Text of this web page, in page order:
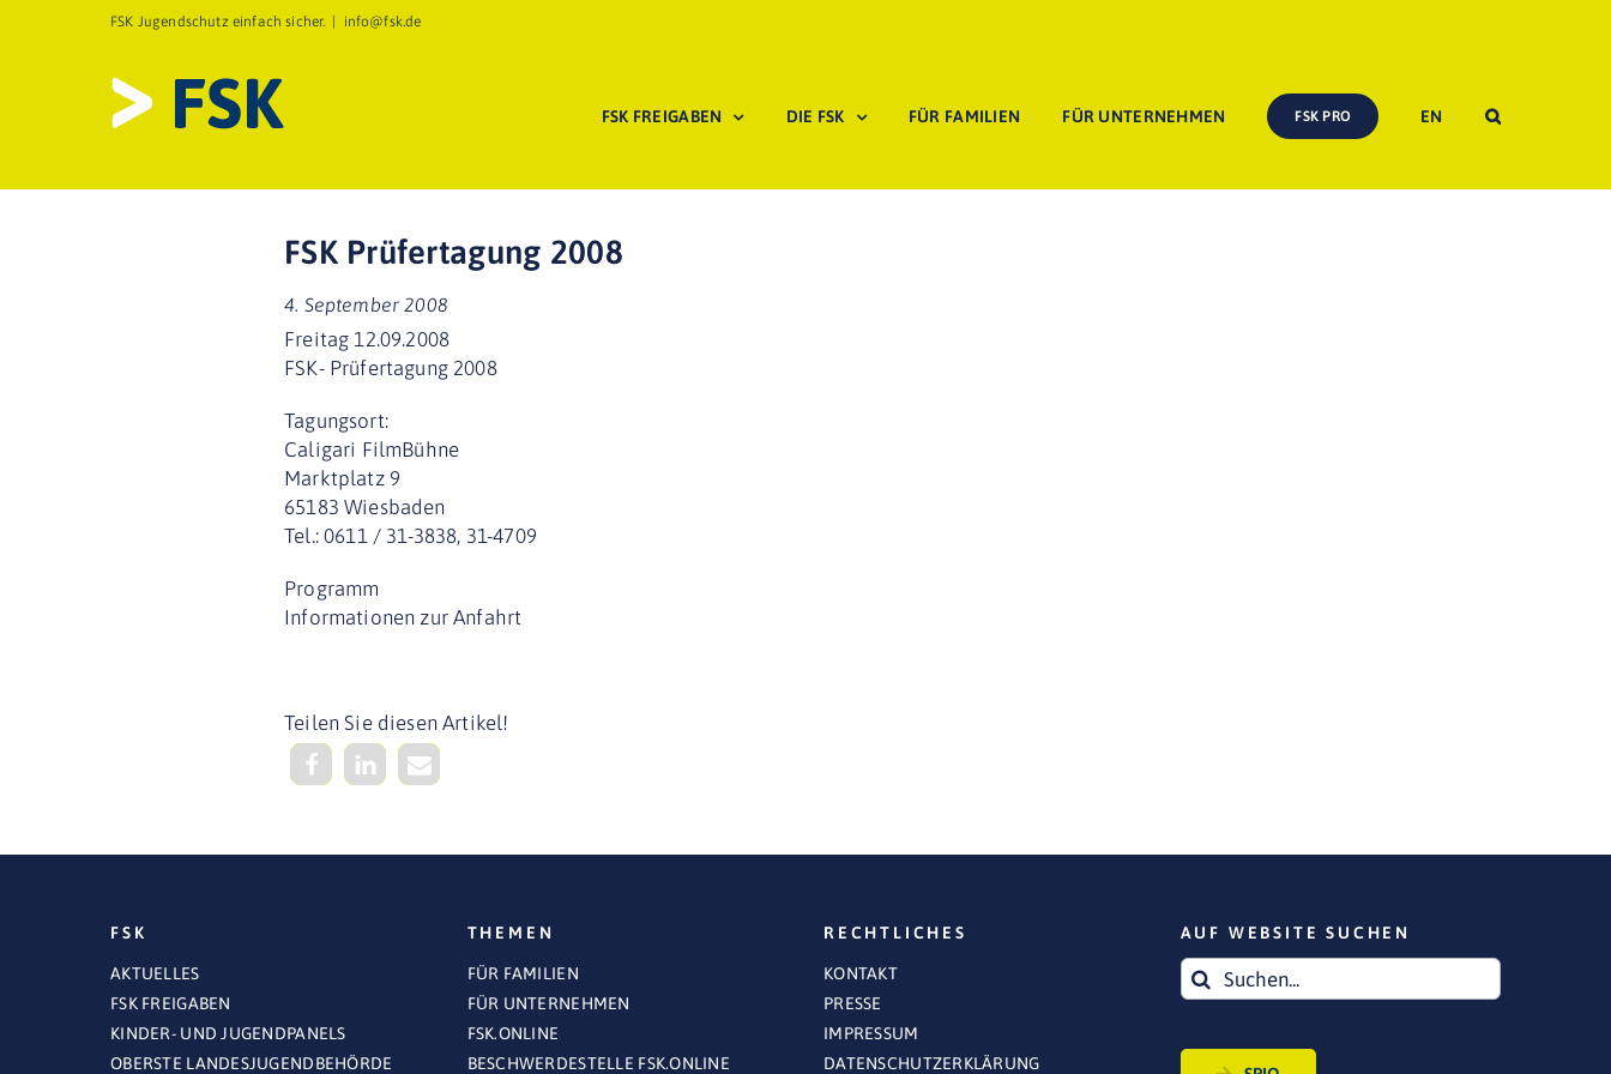
FSK Jugendschutz einfach sicher. info@fsk.de
FSK FREIGABEN DIE FSK FÜR FAMILIEN FÜR UNTERNEHMEN FSK PRO EN
FSK Prüfertagung 2008
4. September 2008
Freitag 12.09.2008
FSK- Prüfertagung 2008
Tagungsort:
Caligari FilmBühne
Marktplatz 9
65183 Wiesbaden
Tel.: 0611 / 31-3838, 31-4709
Programm
Informationen zur Anfahrt
Teilen Sie diesen Artikel!
FSK
AKTUELLES
FSK FREIGABEN
KINDER- UND JUGENDPANELS
OBERSTE LANDESJUGENDBEHÖRDE
THEMEN
FÜR FAMILIEN
FÜR UNTERNEHMEN
FSK.ONLINE
BESCHWERDESTELLE FSK.ONLINE
RECHTLICHES
KONTAKT
PRESSE
IMPRESSUM
DATENSCHUTZERKLÄRUNG
AUF WEBSITE SUCHEN
Suche
nach: